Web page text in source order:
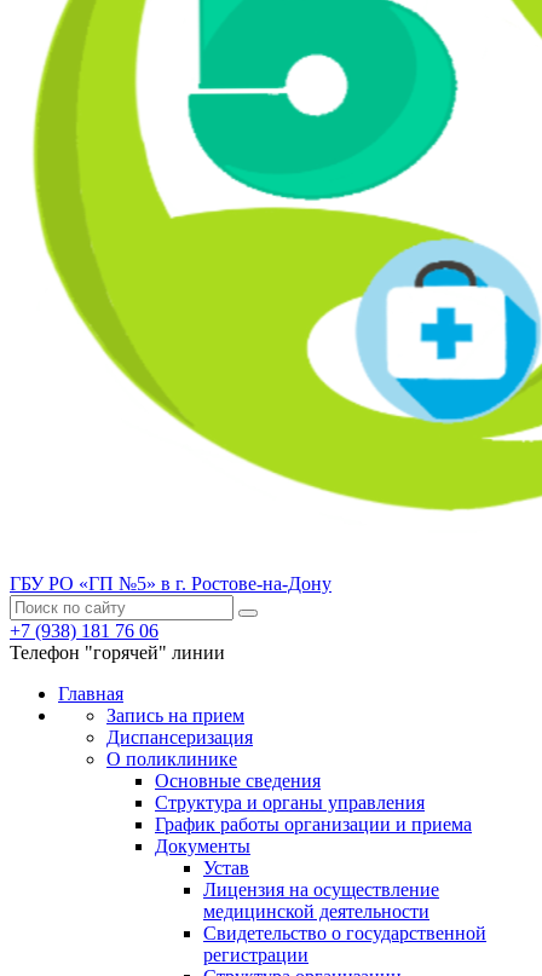
ГБУ РО «ГП №5» в г. Ростове-на-Дону
+7 (938) 181 76 06
Телефон "горячей" линии
Главная
Запись на прием
Диспансеризация
О поликлинике
Основные сведения
Структура и органы управления
График работы организации и приема
Документы
Устав
Лицензия на осуществление
медицинской деятельности
Свидетельство о государственной
регистрации